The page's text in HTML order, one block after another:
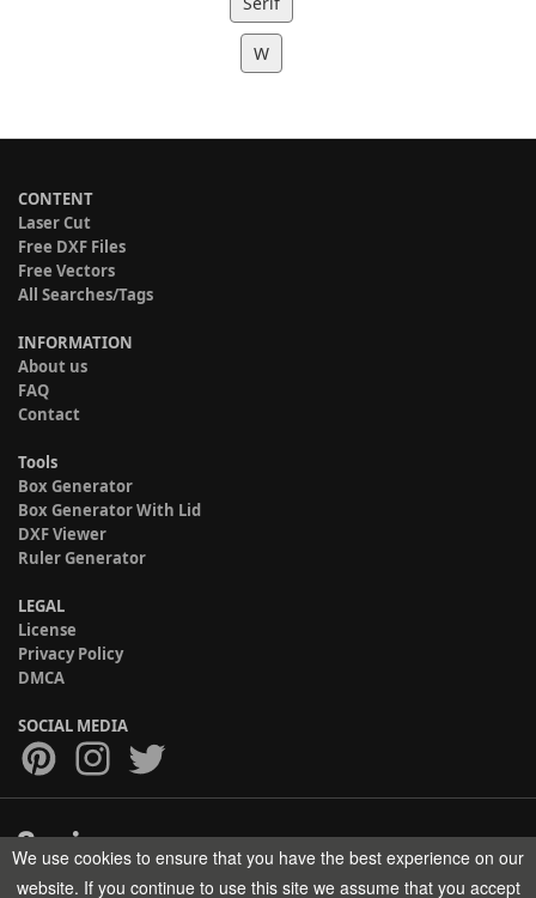
W
CONTENT
Laser Cut
Free DXF Files
Free Vectors
All Searches/Tags
INFORMATION
About us
FAQ
Contact
Tools
Box Generator
Box Generator With Lid
DXF Viewer
Ruler Generator
LEGAL
License
Privacy Policy
DMCA
SOCIAL MEDIA
Copyright © 2017-2026 HELMAN TECH All rights reserved.
We use cookies to ensure that you have the best experience on our
website. If you continue to use this site we assume that you accept